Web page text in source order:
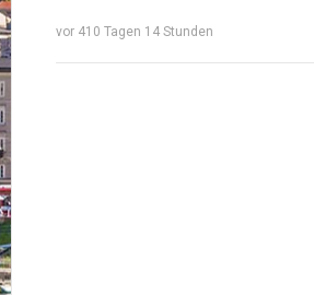
vor 410 Tagen 14 Stunden